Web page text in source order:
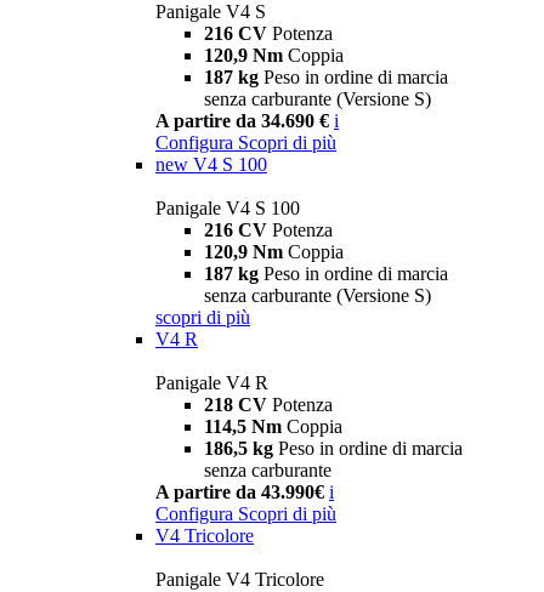
Panigale V4 S
216 CV Potenza
120,9 Nm Coppia
187 kg Peso in ordine di marcia
senza carburante (Versione S)
A partire da 34.690 € i
Configura Scopri di più
new V4 S 100
Panigale V4 S 100
216 CV Potenza
120,9 Nm Coppia
187 kg Peso in ordine di marcia
senza carburante (Versione S)
scopri di più
V4 R
Panigale V4 R
218 CV Potenza
114,5 Nm Coppia
186,5 kg Peso in ordine di marcia
senza carburante
A partire da 43.990€ i
Configura Scopri di più
V4 Tricolore
Panigale V4 Tricolore